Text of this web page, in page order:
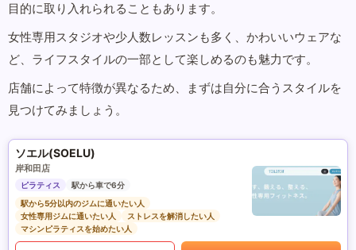
目的に取り入れられることもあります。
女性専用スタジオや少人数レッスンも多く、かわいいウェアな
ど、ライフスタイルの一部として楽しめるのも魅力です。
店舗によって特徴が異なるため、まずは自分に合うスタイルを
見つけてみましょう。
ソエル(SOELU)
岸和田店
ピラティス
駅から車で6分
駅から5分以内のジムに通いたい人
女性専用ジムに通いたい人
ストレスを解消したい人
マシンピラティスを始めたい人